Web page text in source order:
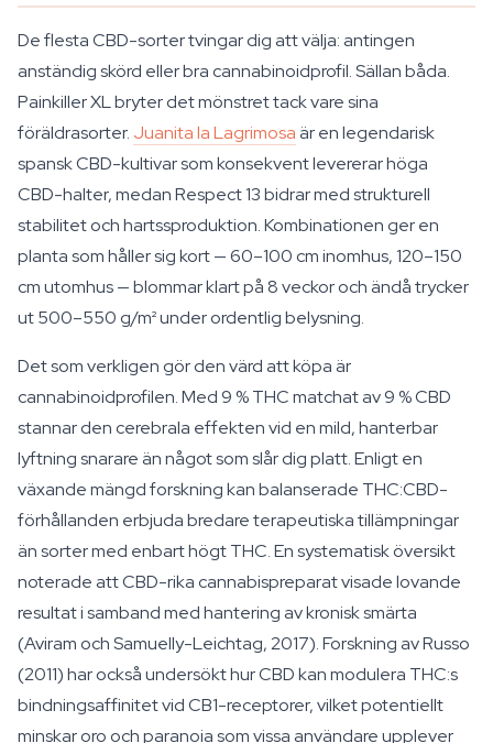
De flesta CBD-sorter tvingar dig att välja: antingen
anständig skörd eller bra cannabinoidprofil. Sällan båda.
Painkiller XL bryter det mönstret tack vare sina
föräldrasorter. Juanita la Lagrimosaär en legendarisk
spansk CBD-kultivar som konsekvent levererar höga
CBD-halter, medan Respect 13 bidrar med strukturell
stabilitet och hartssproduktion. Kombinationen ger en
planta som håller sig kort — 60–100 cm inomhus, 120–150
cm utomhus — blommar klart på 8 veckor och ändå trycker
ut 500–550 g/m² under ordentlig belysning.
Det som verkligen gör den värd att köpa är
cannabinoidprofilen. Med 9 % THC matchat av 9 % CBD
stannar den cerebrala effekten vid en mild, hanterbar
lyftning snarare än något som slår dig platt. Enligt en
växande mängd forskning kan balanserade THC:CBD-
förhållanden erbjuda bredare terapeutiska tillämpningar
än sorter med enbart högt THC. En systematisk översikt
noterade att CBD-rika cannabispreparat visade lovande
resultat i samband med hantering av kronisk smärta
(Aviram och Samuelly-Leichtag, 2017). Forskning av Russo
(2011) har också undersökt hur CBD kan modulera THC:s
bindningsaffinitet vid CB1-receptorer, vilket potentiellt
minskar oro och paranoia som vissa användare upplever